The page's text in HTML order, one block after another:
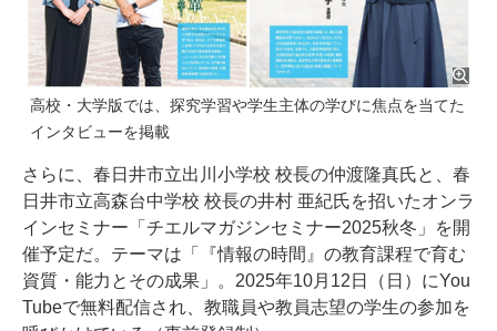
高校・大学版では、探究学習や学生主体の学びに焦点を当てた
インタビューを掲載
さらに、春日井市立出川小学校 校長の仲渡隆真氏と、春
日井市立高森台中学校 校長の井村 亜紀氏を招いたオンラ
インセミナー「チエルマガジンセミナー2025秋冬」を開
催予定だ。テーマは「『情報の時間』の教育課程で育む
資質・能力とその成果」。2025年10月12日（日）にYou
Tubeで無料配信され、教職員や教員志望の学生の参加を